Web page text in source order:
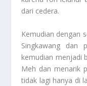
dari cedera.
Kemudian dengan
Singkawang dan
kemudian menjadi
Meh dan menarik
tidak lagi hanya di